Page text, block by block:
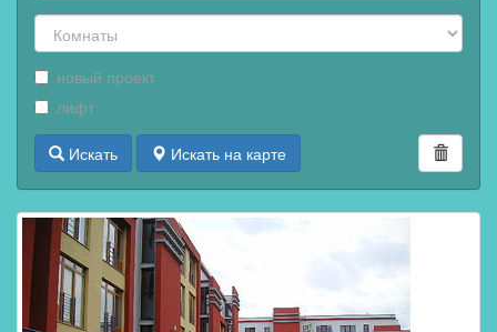
новый проект
лифт
Искать Искать на карте